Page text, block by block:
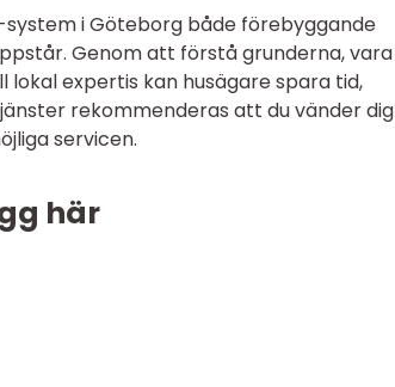
i Göteborg både förebyggande
Genom att förstå grunderna, vara
expertis kan husägare spara tid,
rekommenderas att du vänder dig
servicen.
här